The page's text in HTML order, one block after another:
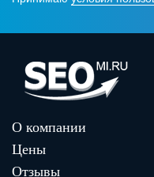
О компании
Цены
Отзывы